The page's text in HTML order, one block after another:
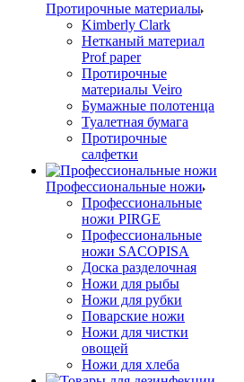
Протирочные материалы
Kimberly Clark
Нетканый материал
Prof paper
Протирочные
материалы Veiro
Бумажные полотенца
Туалетная бумага
Протирочные
салфетки
Профессиональные ножи
Профессиональные
ножи PIRGE
Профессиональные
ножи SACOPISA
Доска разделочная
Ножи для рыбы
Ножи для рубки
Поварские ножи
Ножи для чистки
овощей
Ножи для хлеба